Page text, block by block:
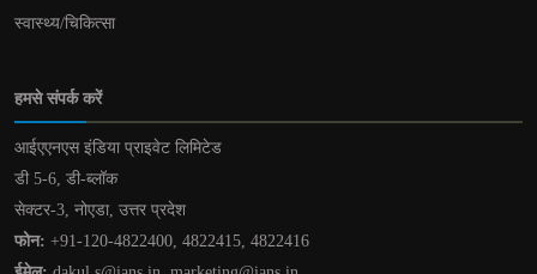
स्वास्थ्य/चिकित्सा
हमसे संपर्क करें
आईएएनएस इंडिया प्राइवेट लिमिटेड
डी 5-6, डी-ब्लॉक
सेक्टर-3, नोएडा, उत्तर प्रदेश
फोन: +91-120-4822400, 4822415, 4822416